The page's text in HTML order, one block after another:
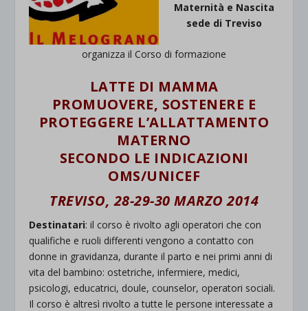
Maternità e Nascita
sede di Treviso
organizza il Corso di formazione
LATTE DI MAMMA
PROMUOVERE, SOSTENERE E
PROTEGGERE L’ALLATTAMENTO
MATERNO
SECONDO LE INDICAZIONI
OMS/UNICEF
TREVISO, 28-29-30 MARZO 2014
Destinatari: il corso è rivolto agli operatori che con
qualifiche e ruoli differenti vengono a contatto con
donne in gravidanza, durante il parto e nei primi anni di
vita del bambino: ostetriche, infermiere, medici,
psicologi, educatrici, doule, counselor, operatori sociali.
Il corso è altresì rivolto a tutte le persone interessate a